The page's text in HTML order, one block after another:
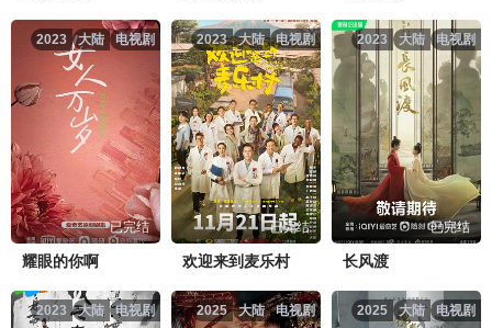
电视剧
大陆
2023
已完结
耀眼的你啊
电视剧
大陆
2023
已完结
欢迎来到麦乐村
电视剧
大陆
2023
已完结
长风渡
电视剧
大陆
2023 电视剧
大陆
2025 电视剧
大陆
2025